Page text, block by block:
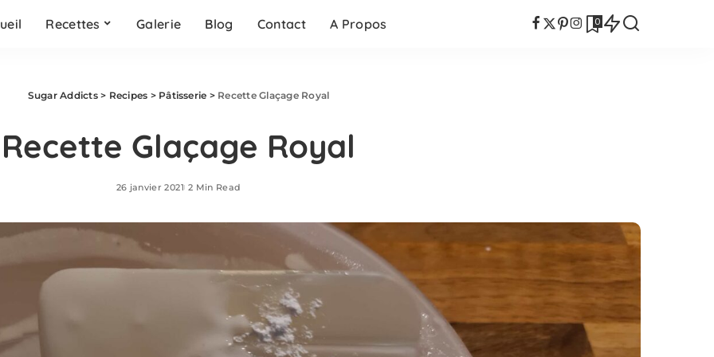
Recettes Galerie Blog Contact A Propos 0
Sugar Addicts> Recipes > Pâtisserie > Recette Glaçage Royal
Recette Glaçage Royal
26 janvier 2021 2 Min Read